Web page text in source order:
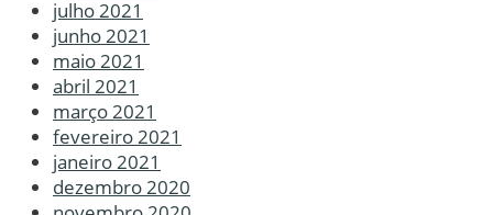
julho 2021
junho 2021
maio 2021
abril 2021
março 2021
fevereiro 2021
janeiro 2021
dezembro 2020